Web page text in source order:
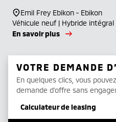
Emil Frey Ebikon - Ebikon
Véhicule neuf | Hybride
En savoir plus
VOTRE DEMANDE
En quelques clics, vous
demande d’offre sans
Calculateur de leasing